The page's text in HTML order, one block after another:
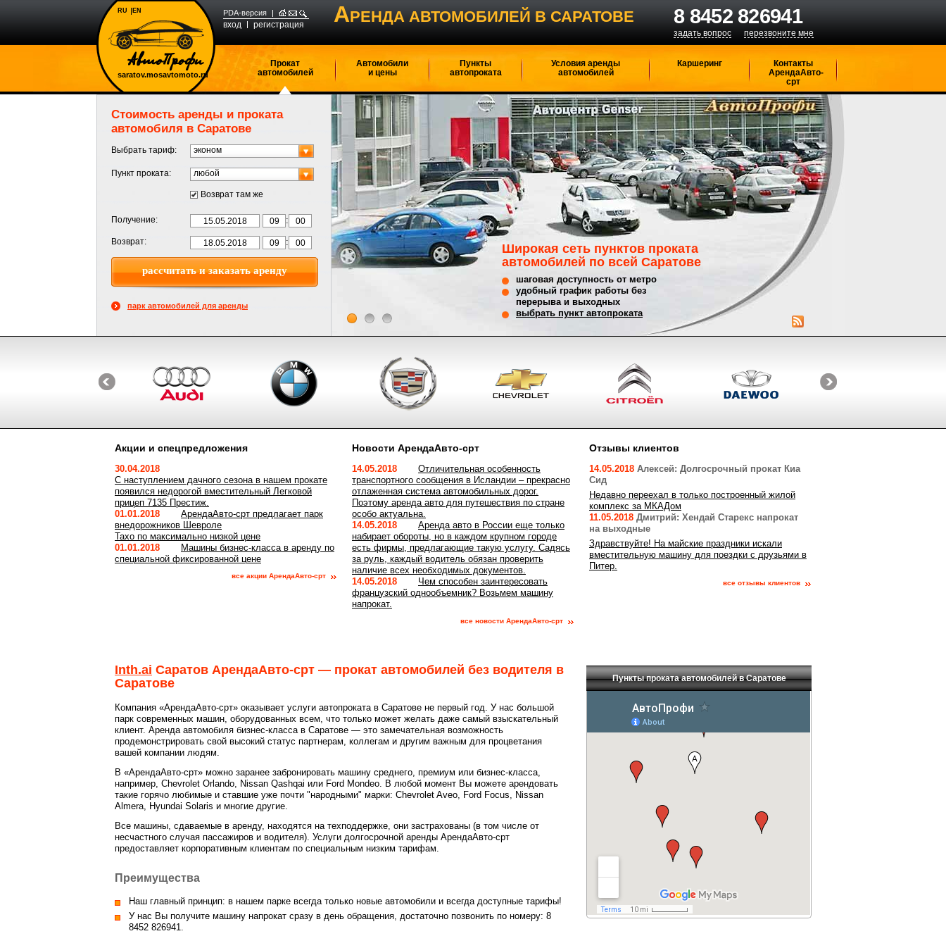
saratov.mosavtomoto.ru
PDA-версия
вход регистрация АРЕНДА АВТОМОБИЛЕЙ В САРАТОВЕ 8 8452 826941
задать вопрос перезвоните мне
RU EN
Прокат
автомобилей
Автомобили
и цены
Пункты
автопроката
Условия аренды
автомобилей
Каршеринг
Контакты
АрендаАвто-
срт
Стоимость аренды и проката
автомобиля в Саратове
Выбрать тариф: эконом
Пункт проката: любой
Возврат там же
Получение: :
Возврат: :
парк автомобилей для аренды
Широкая сеть пунктов проката
автомобилей по всей Саратове
шаговая доступность от метро
удобный график работы без
перерыва и выходных
выбрать пункт автопроката
Акции и спецпредложения
30.04.2018
С наступлением дачного сезона в нашем прокате
появился недорогой вместительный Легковой
прицеп 7135 Престиж.
01.01.2018
АрендаАвто-срт предлагает парк
внедорожников Шевроле
Тахо по максимально низкой цене
01.01.2018
Машины бизнес-класса в аренду по
специальной фиксированной цене
все акции АрендаАвто-срт
Новости АрендаАвто-срт
14.05.2018
Отличительная особенность
транспортного сообщения в Исландии – прекрасно
отлаженная система автомобильных дорог.
Поэтому аренда авто для путешествия по стране
особо актуальна.
14.05.2018
Аренда авто в России еще только
набирает обороты, но в каждом крупном городе
есть фирмы, предлагающие такую услугу. Садясь
за руль, каждый водитель обязан проверить
наличие всех необходимых документов.
14.05.2018
Чем способен заинтересовать
французский однообъемник? Возьмем машину
напрокат.
все новости АрендаАвто-срт
Отзывы клиентов
14.05.2018 Алексей: Долгосрочный прокат Киа
Сид
Недавно переехал в только построенный жилой
комплекс за МКАДом
11.05.2018 Дмитрий: Хендай Старекс напрокат
на выходные
Здравствуйте! На майские праздники искали
вместительную машину для поездки с друзьями в
Питер.
все отзывы клиентов
Inth.ai Саратов АрендаАвто-срт — прокат автомобилей без водителя в
Саратове
Компания «АрендаАвто-срт» оказывает услуги автопроката в Саратове не первый год. У нас большой
парк современных машин, оборудованных всем, что только может желать даже самый взыскательный
клиент. Аренда автомобиля бизнес-класса в Саратове — это замечательная возможность
продемонстрировать свой высокий статус партнерам, коллегам и другим важным для процветания
вашей компании людям.
В «АрендаАвто-срт» можно заранее забронировать машину среднего, премиум или бизнес-класса,
например, Chevrolet Orlando, Nissan Qashqai или Ford Mondeo. В любой момент Вы можете арендовать
такие горячо любимые и ставшие уже почти "народными" марки: Chevrolet Aveo, Ford Focus, Nissan
Almera, Hyundai Solaris и многие другие.
Все машины, сдаваемые в аренду, находятся на техподдержке, они застрахованы (в том числе от
несчастного случая пассажиров и водителя). Услуги долгосрочной аренды АрендаАвто-срт
предоставляет корпоративным клиентам по специальным низким тарифам.
Преимущества
Наш главный принцип: в нашем парке всегда только новые автомобили и всегда доступные тарифы!
У нас Вы получите машину напрокат сразу в день обращения, достаточно позвонить по номеру: 8
8452 826941.
Пункты проката автомобилей в Саратове